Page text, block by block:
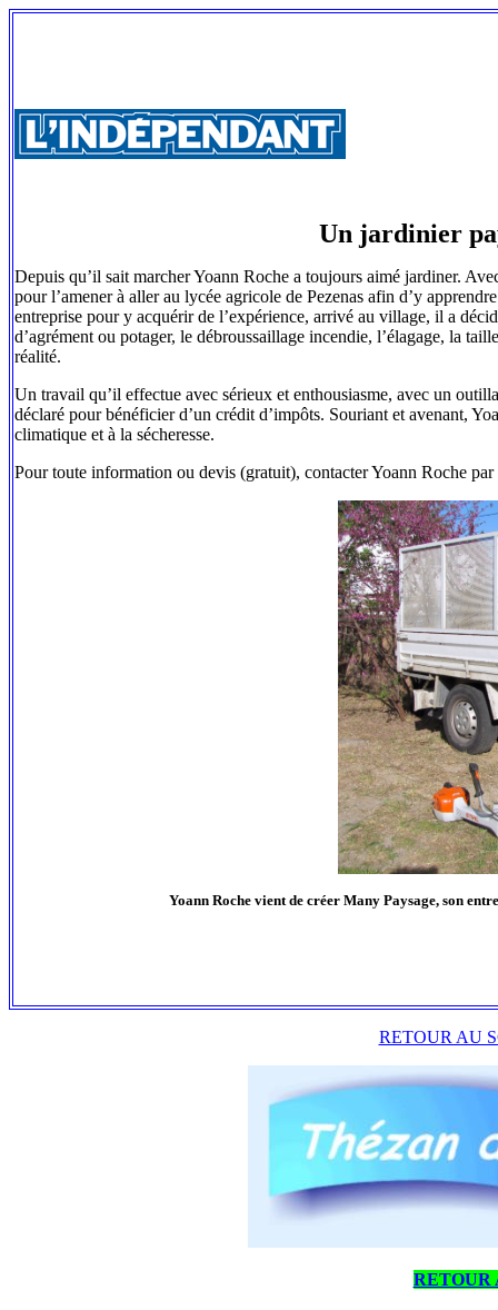
Un jardinier
Depuis qu’il sait marcher Yoann Roche a toujours aimé jardiner.
pour l’amener à aller au lycée agricole de Pezenas afin d’y
entreprise pour y acquérir de l’expérience, arrivé au village, il a
d’agrément ou potager, le débroussaillage incendie, l’élagage, la
réalité.
Un travail qu’il effectue avec sérieux et enthousiasme, avec un
déclaré pour bénéficier d’un crédit d’impôts. Souriant et avenant,
climatique et à la sécheresse.
Pour toute information ou devis (gratuit), contacter Yoann Roche
Yoann Roche vient de créer Many Paysage, son
RETOUR AU
RETOUR